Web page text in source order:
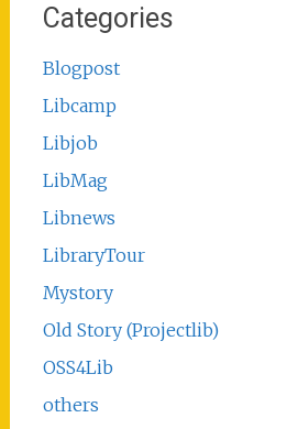
Categories
Blogpost
Libcamp
Libjob
LibMag
Libnews
LibraryTour
Mystory
Old Story (Projectlib)
OSS4Lib
others